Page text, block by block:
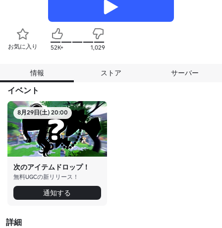
お気に入り 52K+ 1,029
情報 ストア サーバー
イベント
8月29日(土) 20:00
次のアイテムドロップ！
無料UGCの新リリース！
通知する
詳細